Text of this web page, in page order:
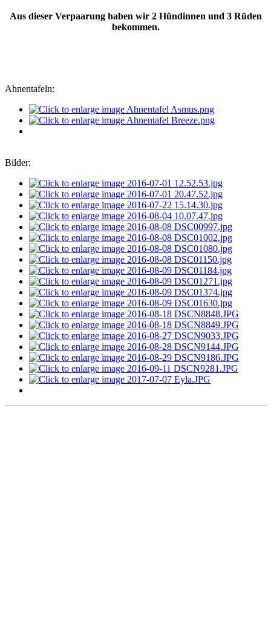
Aus dieser Verpaarung haben wir 2 Hündinnen und 3 Rüden
bekommen.
Ahnentafeln:
Bilder: